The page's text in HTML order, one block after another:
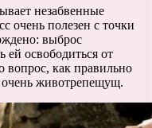
незабвенные
очень полезен с точки
выброс
ей освободиться от
вопрос, как правильно
очень животрепещущ.